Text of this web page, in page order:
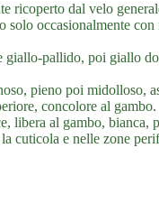
ricoperto dal velo
occasionalmente
pallido, poi giallo
pieno poi midolloso,
concolore al gambo.
libera al gambo, bianca,
cuticola e nelle zone